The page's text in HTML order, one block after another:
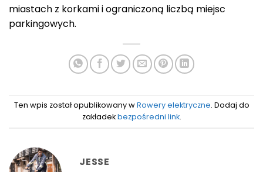
miastach z korkami i ograniczoną liczbą miejsc
parkingowych.
Ten wpis został opublikowany wRowery elektryczne. Dodaj do
zakładekbezpośredni link.
JESSE